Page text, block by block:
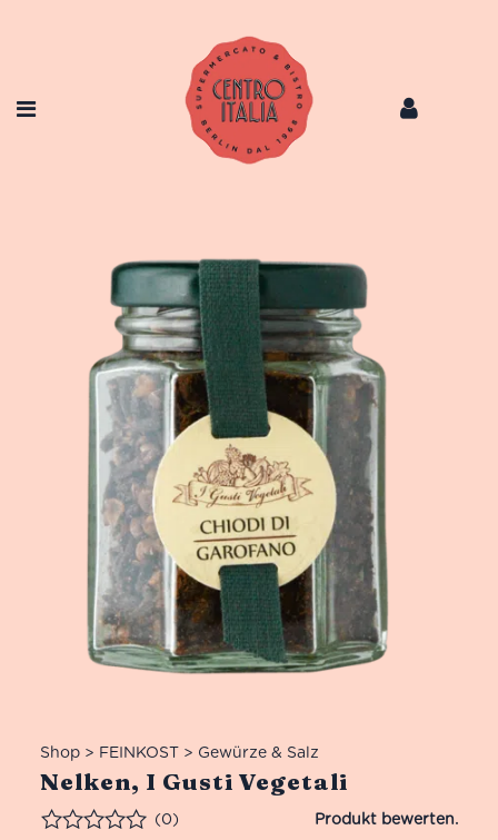
Shop> FEINKOST> Gewürze & Salz
Nelken, I Gusti Vegetali
(0)